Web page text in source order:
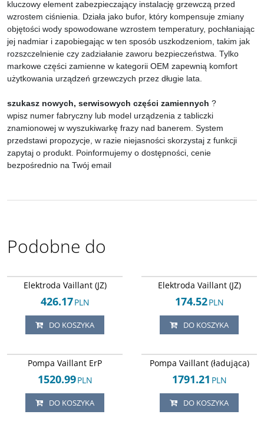
kluczowy element zabezpieczający instalację grzewczą przed
wzrostem ciśnienia. Działa jako bufor, który kompensuje zmiany
objętości wody spowodowane wzrostem temperatury, pochłaniając
jej nadmiar i zapobiegając w ten sposób uszkodzeniom, takim jak
rozszczelnienie czy zadziałanie zaworu bezpieczeństwa. Tylko
markowe części zamienne w kategorii OEM zapewnią komfort
użytkowania urządzeń grzewczych przez długie lata.
szukasz nowych, serwisowych części zamiennych ?
wpisz numer fabryczny lub model urządzenia z tabliczki
znamionowej w wyszukiwarkę frazy nad banerem. System
przedstawi propozycje, w razie niejasności skorzystaj z funkcji
zapytaj o produkt. Poinformujemy o dostępności, cenie
bezpośrednio na Twój email
Podobne do
Elektroda Vaillant (JZ)
426.17PLN
DO KOSZYKA
Elektroda Vaillant (JZ)
174.52PLN
DO KOSZYKA
Pompa Vaillant ErP
1520.99PLN
DO KOSZYKA
Pompa Vaillant (ładująca)
1791.21 PLN
DO KOSZYKA